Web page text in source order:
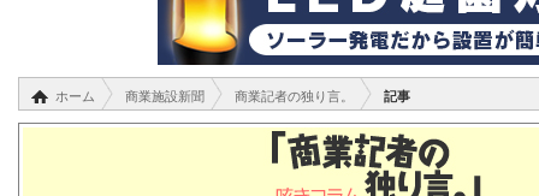
ホーム 商業施設新聞 商業記者の独り言。 記事